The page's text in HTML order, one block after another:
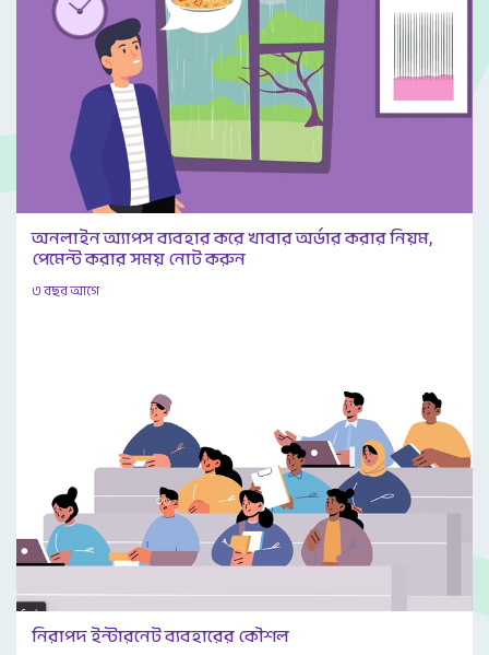
অনলাইন অ্যাপস ব্যবহার করে খাবার অর্ডার করার নিয়ম,
পেমেন্ট করার সময় নোট করুন
৩ বছর আগে
নিরাপদ ইন্টারনেট ব্যবহারের কৌশল